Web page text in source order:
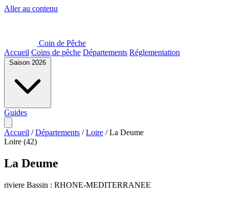
Aller au contenu
Coin de Pêche
Accueil Coins de pêche Départements Réglementation
Saison 2026
Guides
Accueil / Départements / Loire / La Deume
Loire (42)
La Deume
riviere Bassin : RHONE-MEDITERRANEE